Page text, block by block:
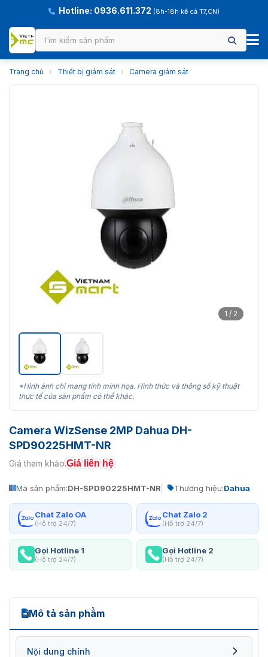
Hotline: 0936.611.372 (8h-18h kể cả T7,CN)
Trang chủ › Thiết bị giám sát › Camera giám sát
1 / 2
*Hình ảnh chỉ mang tính minh họa. Hình thức và thông số kỹ thuật
thực tế của sản phẩm có thể khác.
Camera WizSense 2MP Dahua DH-
SPD90225HMT-NR
Giá tham khảo:Giá liên hệ
Mã sản phẩm:DH-SPD90225HMT-NR Thương hiệu:Dahua
Chat Zalo OA
(Hỗ trợ 24/7)
Chat Zalo 2
(Hỗ trợ 24/7)
Gọi Hotline 1
(Hỗ trợ 24/7)
Gọi Hotline 2
(Hỗ trợ 24/7)
Mô tả sản phẩm
Nội dung chính